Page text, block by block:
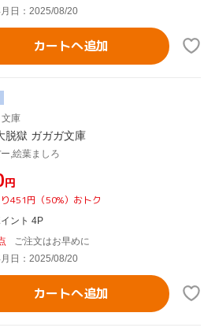
日：2025/08/20
カートへ追加
文庫
脱獄 ガガガ文庫
,絵葉ましろ
円
451円（50%）おトク
ント 4P
ご注文はお早めに
日：2025/08/20
カートへ追加